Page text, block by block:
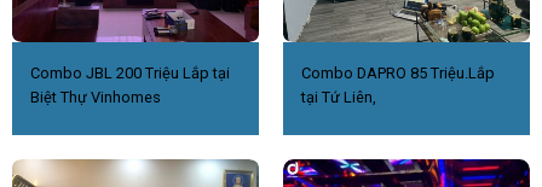
Combo JBL 200 Triệu Lắp tại
Biệt Thự Vinhomes
Combo DAPRO 85 Triệu.Lắp
tại Tứ Liên,